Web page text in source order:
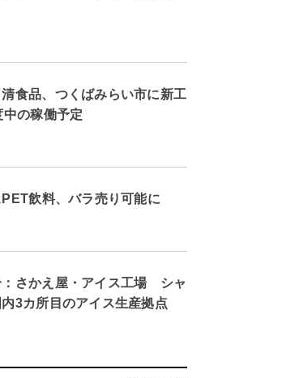
清食品、つくばみらい市に新工
の稼働予定
飲料、バラ売り可能に
：さかえ屋・アイス工場 シャ
内3カ所目のアイス生産拠点